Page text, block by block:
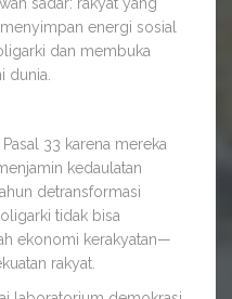
energi sosial
dan membuka
dunia.
33 karena mereka
kedaulatan
detransformasi
tidak bisa
ekonomi kerakyatan—
rakyat.